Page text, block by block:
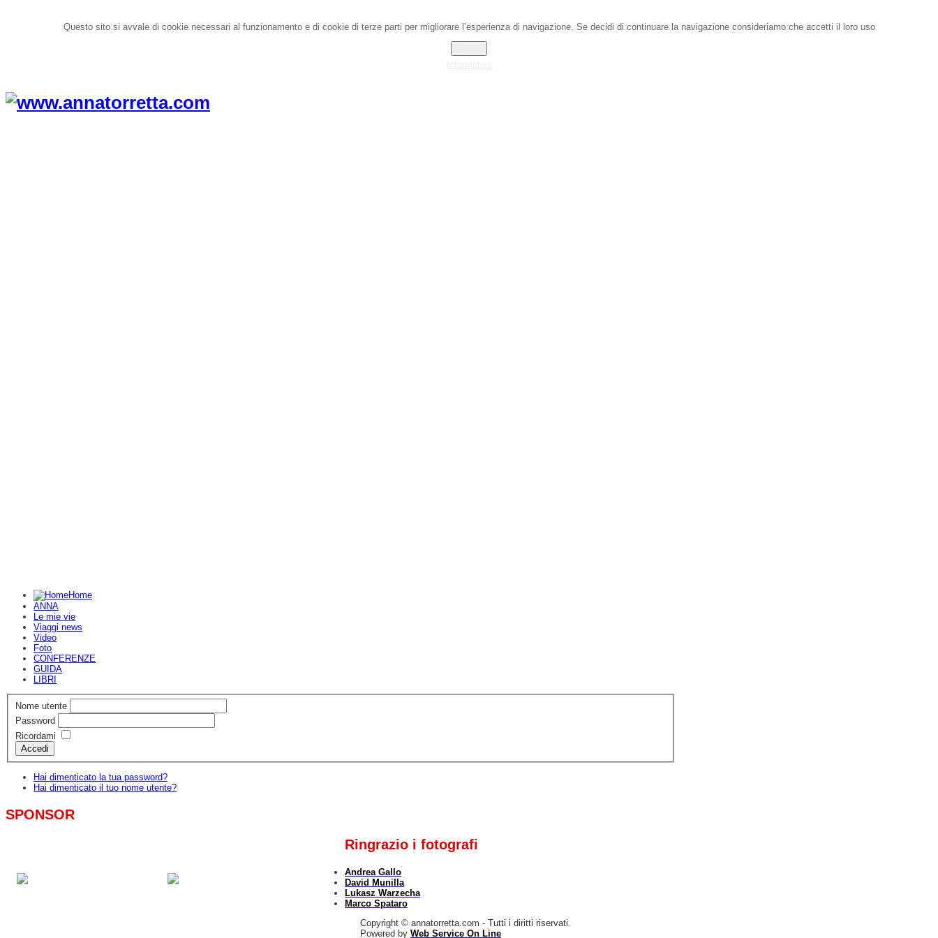
Questo sito si avvale di cookie necessari al funzionamento e di cookie di terze parti per migliorare l’esperienza di navigazione. Se decidi di continuare la navigazione consideriamo che accetti il loro uso
Home
ANNA
Le mie vie
Viaggi news
Video
Foto
CONFERENZE
GUIDA
LIBRI
Nome utente
Password
Ricordami
Accedi
Hai dimenticato la tua password?
Hai dimenticato il tuo nome utente?
SPONSOR
Ringrazio i fotografi
Andrea Gallo
David Munilla
Lukasz Warzecha
Marco Spataro
Copyright © annatorretta.com - Tutti i diritti riservati.
Powered by Web Service On Line